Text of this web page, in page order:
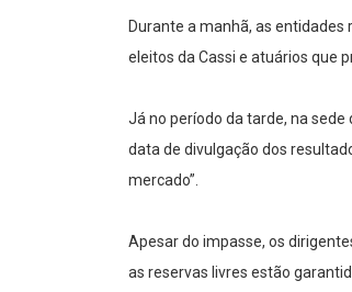
Durante a manhã, as
eleitos da Cassi e atuários que
Já no período da tarde, na
data de divulgação dos
mercado”.
Apesar do impasse, os
as reservas livres estão